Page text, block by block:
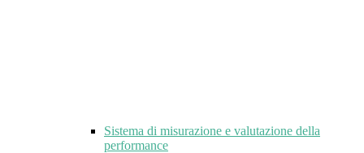
Sistema di misurazione e valutazione della
performance